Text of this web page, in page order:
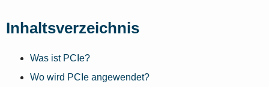
Inhaltsverzeichnis
Was ist PCIe?
Wo wird PCIe angewendet?